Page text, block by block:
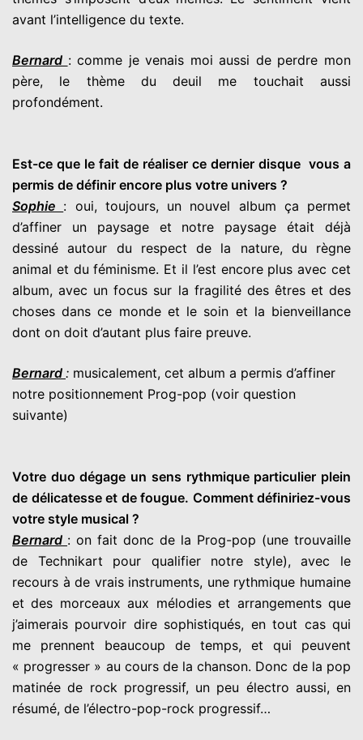
avant l’intelligence du texte.
Bernard : comme je venais moi aussi de perdre mon
père, le thème du deuil me touchait aussi
profondément.
Est-ce que le fait de réaliser ce dernier disque vous a
permis de définir encore plus votre univers ?
Sophie : oui, toujours, un nouvel album ça permet
d’affiner un paysage et notre paysage était déjà
dessiné autour du respect de la nature, du règne
animal et du féminisme. Et il l’est encore plus avec cet
album, avec un focus sur la fragilité des êtres et des
choses dans ce monde et le soin et la bienveillance
dont on doit d’autant plus faire preuve.
Bernard : musicalement, cet album a permis d’affiner
notre positionnement Prog-pop (voir question
suivante)
Votre duo dégage un sens rythmique particulier plein
de délicatesse et de fougue. Comment définiriez-vous
votre style musical ?
Bernard : on fait donc de la Prog-pop (une trouvaille
de Technikart pour qualifier notre style), avec le
recours à de vrais instruments, une rythmique humaine
et des morceaux aux mélodies et arrangements que
j’aimerais pourvoir dire sophistiqués, en tout cas qui
me prennent beaucoup de temps, et qui peuvent
« progresser » au cours de la chanson. Donc de la pop
matinée de rock progressif, un peu électro aussi, en
résumé, de l’électro-pop-rock progressif…